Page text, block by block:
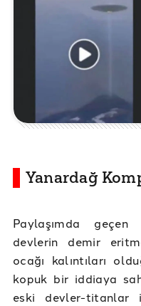
Yanardağ
Paylaşımda
devlerin demir
ocağı kalıntıları
kopuk bir iddiaya
eski devler-titanlar